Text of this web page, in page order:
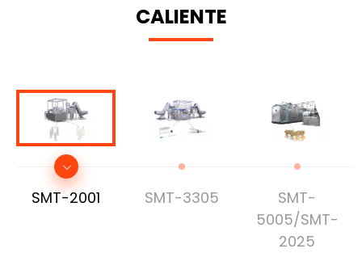
CALIENTE
SMT-2001 SMT-3305
SMT-
5005/SMT-
2025